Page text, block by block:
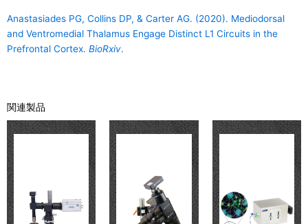
Anastasiades PG, Collins DP, & Carter AG. (2020). Mediodorsal
and Ventromedial Thalamus Engage Distinct L1 Circuits in the
Prefrontal Cortex. BioRxiv.
関連製品